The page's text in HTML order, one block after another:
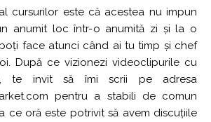
al cursurilor este că acestea nu impun
anumit loc într-o anumită zi și la o
face atunci când ai tu timp și chef
După ce vizionezi videoclipurile cu
te invit să îmi scrii pe adresa
pentru a stabili de comun
ce oră este potrivit să avem discuțiile